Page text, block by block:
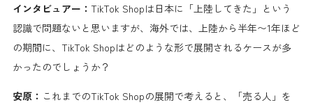
インタビュアー： TikTok Shopは日本に「上陸してきた」という
認識で問題ないと思いますが、海外では、上陸から半年〜1年ほど
の期間に、TikTok Shopはどのような形で展開されるケースが多
かったのでしょうか？
安原： これまでのTikTok Shopの展開で考えると、「売る人」を